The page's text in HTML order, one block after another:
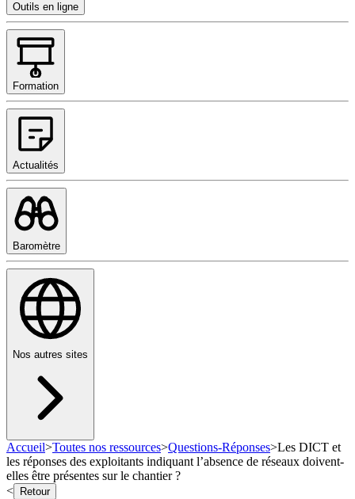
Outils en ligne
Formation
Actualités
Baromètre
Nos autres sites
Accueil>Toutes nos ressources>Questions-Réponses>Les DICT et
les réponses des exploitants indiquant l’absence de réseaux doivent-
elles être présentes sur le chantier ?
<
Retour